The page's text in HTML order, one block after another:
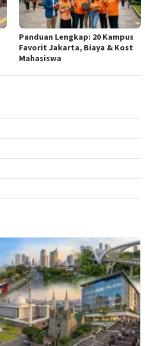
Panduan Lengkap: 20 Kampus
Favorit Jakarta, Biaya & Kost
Mahasiswa